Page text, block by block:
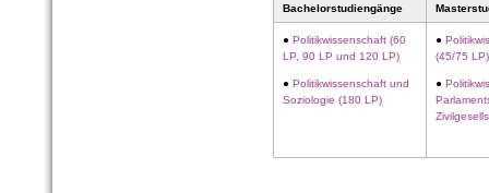
Bachelorstudiengänge
●Politikwissenschaft (60
LP, 90 LP und 120 LP)
●Politikwissenschaft und
Soziologie (180 LP)
●
(45/75 LP)
●